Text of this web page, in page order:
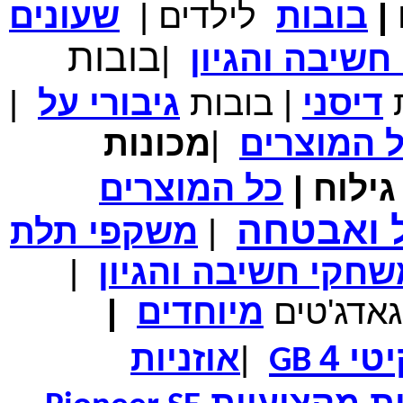
₪700.00 מחיר שוק
משלוח חינם
במבצע תיק לנשיאת מחשב נייד 10.1 אינץ' בצבע ורוד בעל
₪150.00 מחיר שוק
₪99.00 המחיר שלך
₪104.00 המחיר כולל משלוח :
נרתיק עור יוקרתי עבור אייפוד וידאו 60GB\80GB \שחור
| בובות לילדים |
שעונים
והגיון
|בובות
דיסני | בובות גיבורי על
|
המוצרים |מכונות
| כל המוצרים
ואבטחה | משקפי תלת
חשיבה והגיון
|
גאדג'טים מיוחדים |
4
GB
|אוזניות